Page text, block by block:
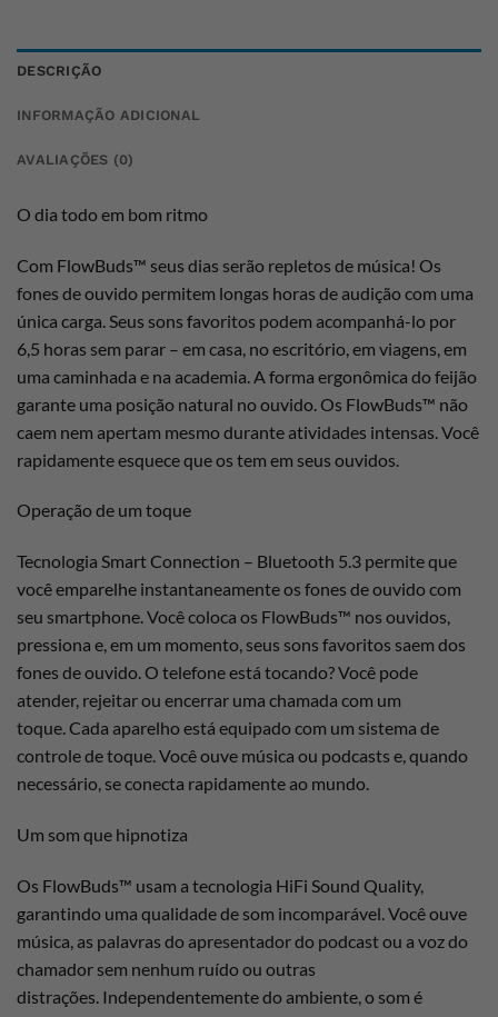
DESCRIÇÃO
INFORMAÇÃO ADICIONAL
AVALIAÇÕES (0)
O dia todo em bom ritmo
Com FlowBuds™ seus dias serão repletos de música! Os
fones de ouvido permitem longas horas de audição com uma
única carga. Seus sons favoritos podem acompanhá-lo por
6,5 horas sem parar – em casa, no escritório, em viagens, em
uma caminhada e na academia. A forma ergonômica do feijão
garante uma posição natural no ouvido. Os FlowBuds™ não
caem nem apertam mesmo durante atividades intensas. Você
rapidamente esquece que os tem em seus ouvidos.
Operação de um toque
Tecnologia Smart Connection – Bluetooth 5.3 permite que
você emparelhe instantaneamente os fones de ouvido com
seu smartphone. Você coloca os FlowBuds™ nos ouvidos,
pressiona e, em um momento, seus sons favoritos saem dos
fones de ouvido. O telefone está tocando? Você pode
atender, rejeitar ou encerrar uma chamada com um
toque. Cada aparelho está equipado com um sistema de
controle de toque. Você ouve música ou podcasts e, quando
necessário, se conecta rapidamente ao mundo.
Um som que hipnotiza
Os FlowBuds™ usam a tecnologia HiFi Sound Quality,
garantindo uma qualidade de som incomparável. Você ouve
música, as palavras do apresentador do podcast ou a voz do
chamador sem nenhum ruído ou outras
distrações. Independentemente do ambiente, o som é